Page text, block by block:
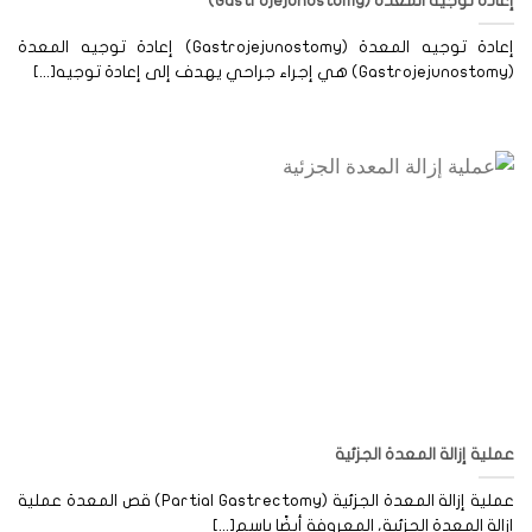
إعادة توجيه المعدة (Gastrojejunostomy) إعادة توجيه المعدة
إزالة المعدة الجزئية
عملية إزالة المعدة الجزئية (Partial Gastrectomy) قص المعدة عملية
المعدة الجزئية، المعروفة أيضًا باسم[...]